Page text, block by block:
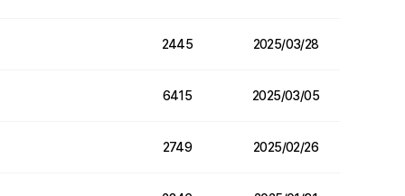
2445 2025/03/28
6415 2025/03/05
2749 2025/02/26